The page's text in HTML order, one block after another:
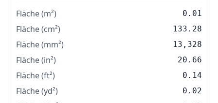
Fläche (m²) 0.01
Fläche (cm²) 133.28
Fläche (mm²) 13,328
Fläche (in²) 20.66
Fläche (ft²) 0.14
Fläche (yd²) 0.02